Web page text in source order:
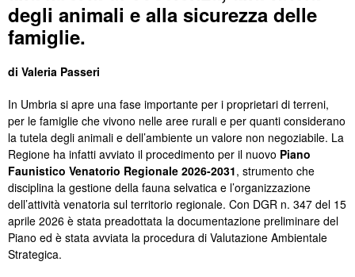
degli animali e alla sicurezza delle
famiglie.
di Valeria Passeri
In Umbria si apre una fase importante per i proprietari di terreni,
per le famiglie che vivono nelle aree rurali e per quanti considerano
la tutela degli animali e dell’ambiente un valore non negoziabile. La
Regione ha infatti avviato il procedimento per il nuovo Piano
Faunistico Venatorio Regionale 2026-2031, strumento che
disciplina la gestione della fauna selvatica e l’organizzazione
dell’attività venatoria sul territorio regionale. Con DGR n. 347 del 15
aprile 2026 è stata preadottata la documentazione preliminare del
Piano ed è stata avviata la procedura di Valutazione Ambientale
Strategica.